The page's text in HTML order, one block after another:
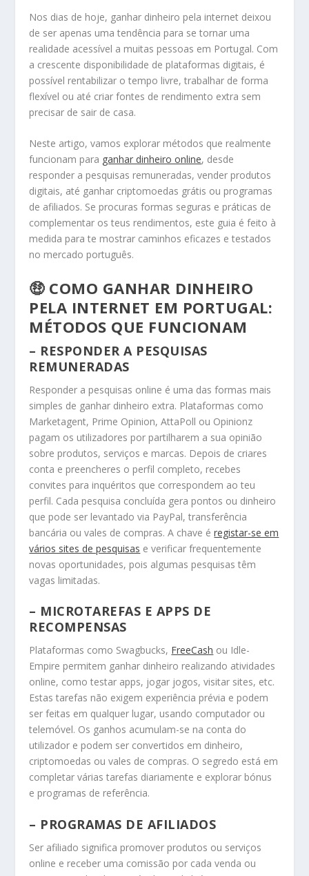
Nos dias de hoje, ganhar dinheiro pela internet deixou
de ser apenas uma tendência para se tornar uma
realidade acessível a muitas pessoas em Portugal. Com
a crescente disponibilidade de plataformas digitais, é
possível rentabilizar o tempo livre, trabalhar de forma
flexível ou até criar fontes de rendimento extra sem
precisar de sair de casa.
Neste artigo, vamos explorar métodos que realmente
funcionam para ganhar dinheiro online, desde
responder a pesquisas remuneradas, vender produtos
digitais, até ganhar criptomoedas grátis ou programas
de afiliados. Se procuras formas seguras e práticas de
complementar os teus rendimentos, este guia é feito à
medida para te mostrar caminhos eficazes e testados
no mercado português.
🤑 COMO GANHAR DINHEIRO
PELA INTERNET EM PORTUGAL:
MÉTODOS QUE FUNCIONAM
– RESPONDER A PESQUISAS
REMUNERADAS
Responder a pesquisas online é uma das formas mais
simples de ganhar dinheiro extra. Plataformas como
Marketagent, Prime Opinion, AttaPoll ou Opinionz
pagam os utilizadores por partilharem a sua opinião
sobre produtos, serviços e marcas. Depois de criares
conta e preencheres o perfil completo, recebes
convites para inquéritos que correspondem ao teu
perfil. Cada pesquisa concluída gera pontos ou dinheiro
que pode ser levantado via PayPal, transferência
bancária ou vales de compras. A chave éregistar-se em
vários sites de pesquisas e verificar frequentemente
novas oportunidades, pois algumas pesquisas têm
vagas limitadas.
– MICROTAREFAS E APPS DE
RECOMPENSAS
Plataformas como Swagbucks, FreeCash ou Idle-
Empire permitem ganhar dinheiro realizando atividades
online, como testar apps, jogar jogos, visitar sites, etc.
Estas tarefas não exigem experiência prévia e podem
ser feitas em qualquer lugar, usando computador ou
telemóvel. Os ganhos acumulam-se na conta do
utilizador e podem ser convertidos em dinheiro,
criptomoedas ou vales de compras. O segredo está em
completar várias tarefas diariamente e explorar bónus
e programas de referência.
– PROGRAMAS DE AFILIADOS
Ser afiliado significa promover produtos ou serviços
online e receber uma comissão por cada venda ou